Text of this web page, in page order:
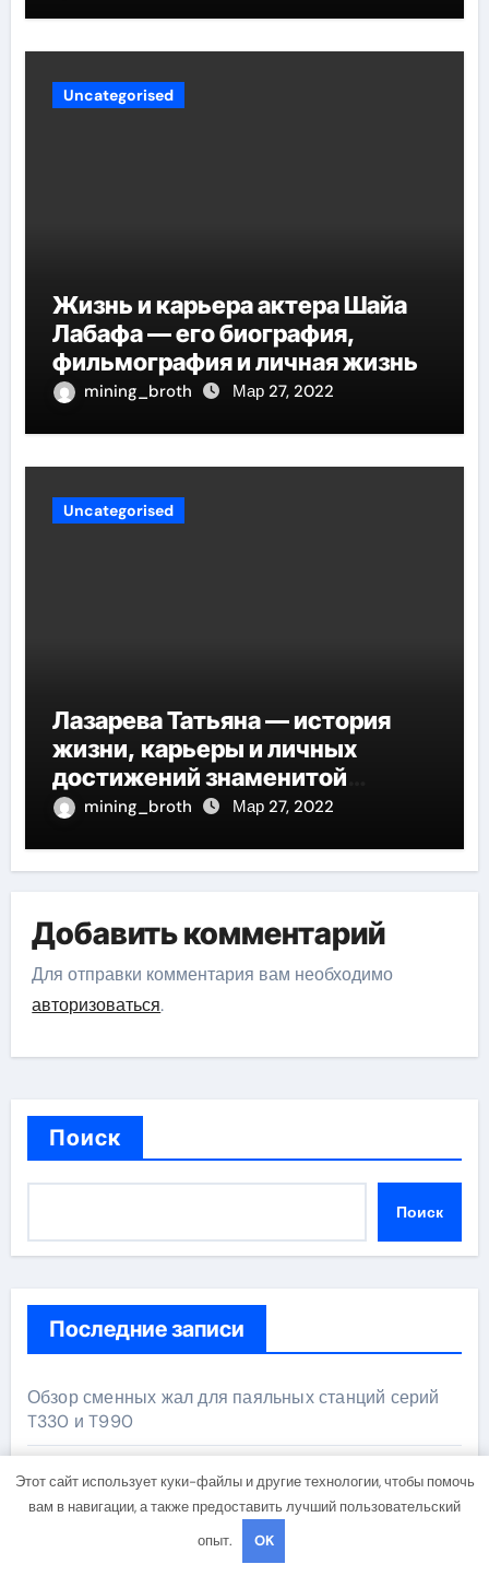
Uncategorised
Жизнь и карьера актера Шайа
Лабафа — его биография,
фильмография и личная жизнь
mining_broth Мар 27, 2022
Uncategorised
Лазарева Татьяна — история
жизни, карьеры и личных
достижений знаменитой
актрисы, восходящей на олимп
mining_broth Мар 27, 2022
Добавить комментарий
Для отправки комментария вам необходимо
авторизоваться.
Поиск
Поиск
Последние записи
Обзор сменных жал для паяльных станций серий
T330 и T990
Прошивные базальтовые маты с сертификатом
негорючести
Освоение современных профессий в онлайн-
Этот сайт использует куки-файлы и другие технологии, чтобы помочь
вам в навигации, а также предоставить лучший пользовательский
опыт.
OK